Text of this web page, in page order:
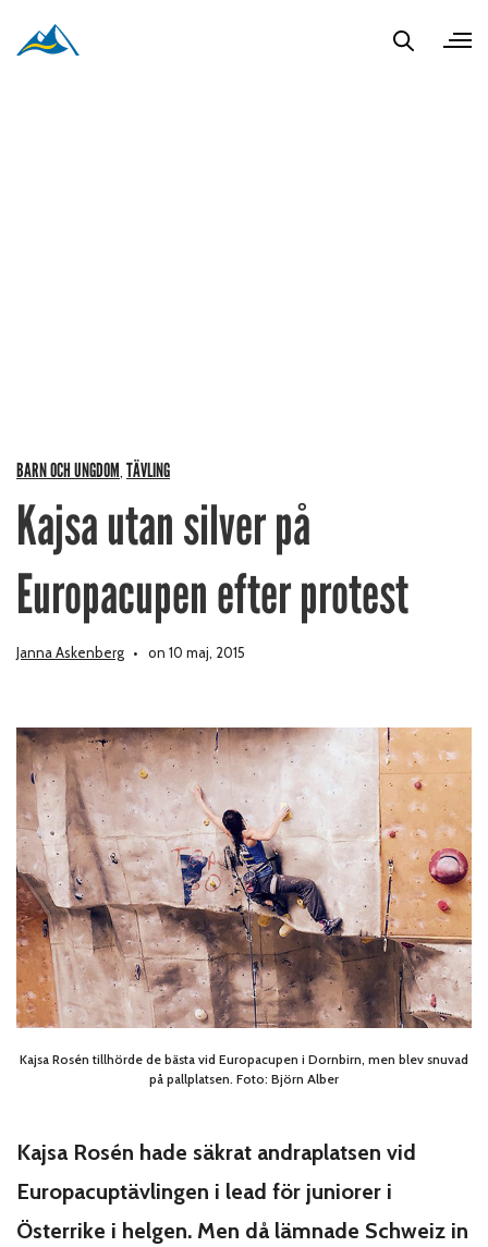
BARN OCH UNGDOM, TÄVLING
Kajsa utan silver på
Europacupen efter protest
Janna Askenberg on 10 maj, 2015
Kajsa Rosén tillhörde de bästa vid Europacupen i Dornbirn, men blev snuvad
på pallplatsen. Foto: Björn Alber
Kajsa Rosén hade säkrat andraplatsen vid
Europacuptävlingen i lead för juniorer i
Österrike i helgen. Men då lämnade Schweiz in